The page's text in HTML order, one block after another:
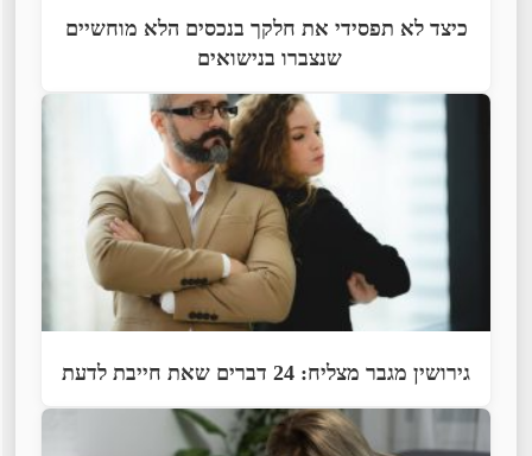
כיצד לא תפסידי את חלקך בנכסים הלא מוחשיים
שנצברו בנישואים
גירושין מגבר מצליח: 24 דברים שאת חייבת לדעת